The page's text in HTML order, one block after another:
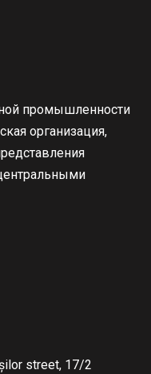
промышленности
организация,
street, 17/2